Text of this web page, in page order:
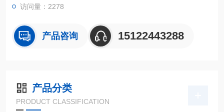
访问量：2278
产品咨询 15122443288
产品分类
PRODUCT CLASSIFICATION